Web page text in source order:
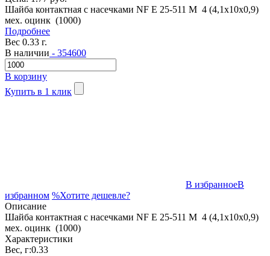
Шайба контактная с насечками NF E 25-511 M 4 (4,1x10x0,9)
мех. оцинк (1000)
Подробнее
Вес 0.33 г.
В наличии - 354600
В корзину
Купить в 1 клик
В избранноеВ
избранном %Хотите дешевле?
Описание
Шайба контактная с насечками NF E 25-511 M 4 (4,1x10x0,9)
мех. оцинк (1000)
Характеристики
Вес, г:0.33